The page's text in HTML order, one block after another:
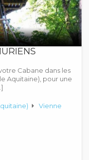
Cabane dans les
Aquitaine), pour une
Vienne